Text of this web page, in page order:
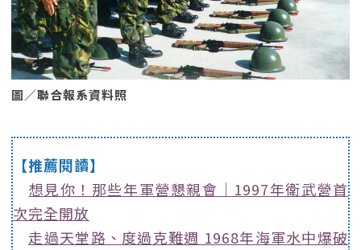
圖／聯合報系資料照
【推薦閱讀】
想見你！那些年軍營懇親會｜1997年衛武營首
次完全開放
走過天堂路、度過克難週 1968年海軍水中爆破